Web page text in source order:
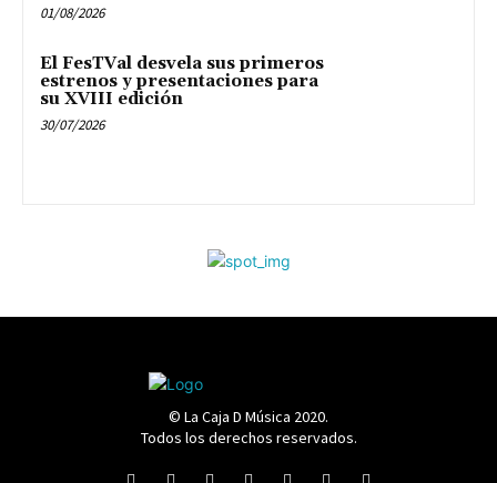
01/08/2026
El FesTVal desvela sus primeros
estrenos y presentaciones para
su XVIII edición
30/07/2026
© La Caja D Música 2020.
Todos los derechos reservados.